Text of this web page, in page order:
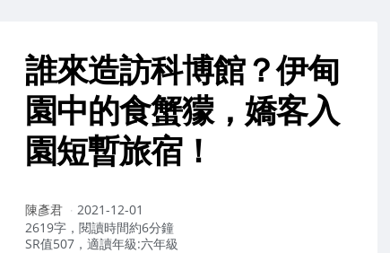
誰來造訪科博館？伊甸
園中的食蟹獴，嬌客入
園短暫旅宿！
作
者：
陳彥君
2021-12-01
2619字，閱讀時間約6分鐘
SR值507，適讀年級:六年級